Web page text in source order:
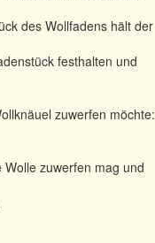
des Wollfadens hält der
festhalten und
zuwerfen möchte:
zuwerfen mag und